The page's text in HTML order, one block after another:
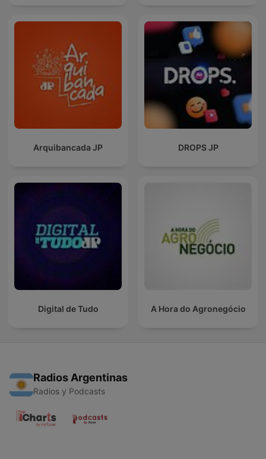
Arquibancada JP DROPS JP
Digital de Tudo A Hora do Agronegócio
Radios Argentinas
Radios y Podcasts